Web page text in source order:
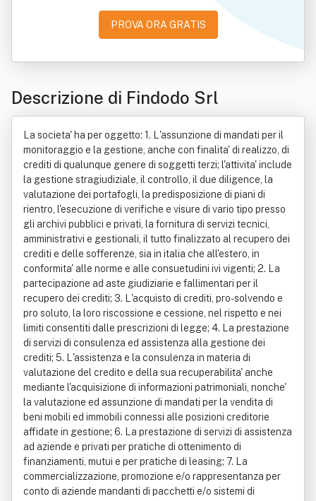
PROVA ORA GRATIS
Descrizione di Findodo Srl
La societa' ha per oggetto: 1. L'assunzione di mandati per il
monitoraggio e la gestione, anche con finalita' di realizzo, di
crediti di qualunque genere di soggetti terzi; l'attivita' include
la gestione stragiudiziale, il controllo, il due diligence, la
valutazione dei portafogli, la predisposizione di piani di
rientro, l'esecuzione di verifiche e visure di vario tipo presso
gli archivi pubblici e privati, la fornitura di servizi tecnici,
amministrativi e gestionali, il tutto finalizzato al recupero dei
crediti e delle sofferenze, sia in italia che all'estero, in
conformita' alle norme e alle consuetudini ivi vigenti; 2. La
partecipazione ad aste giudiziarie e fallimentari per il
recupero dei crediti; 3. L'acquisto di crediti, pro-solvendo e
pro soluto, la loro riscossione e cessione, nel rispetto e nei
limiti consentiti dalle prescrizioni di legge; 4. La prestazione
di servizi di consulenza ed assistenza alla gestione dei
crediti; 5. L'assistenza e la consulenza in materia di
valutazione del credito e della sua recuperabilita' anche
mediante l'acquisizione di informazioni patrimoniali, nonche'
la valutazione ed assunzione di mandati per la vendita di
beni mobili ed immobili connessi alle posizioni creditorie
affidate in gestione; 6. La prestazione di servizi di assistenza
ad aziende e privati per pratiche di ottenimento di
finanziamenti, mutui e per pratiche di leasing; 7. La
commercializzazione, promozione e/o rappresentanza per
conto di aziende mandanti di pacchetti e/o sistemi di